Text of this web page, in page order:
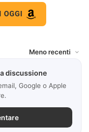
OGGI
discussione
Google o Apple